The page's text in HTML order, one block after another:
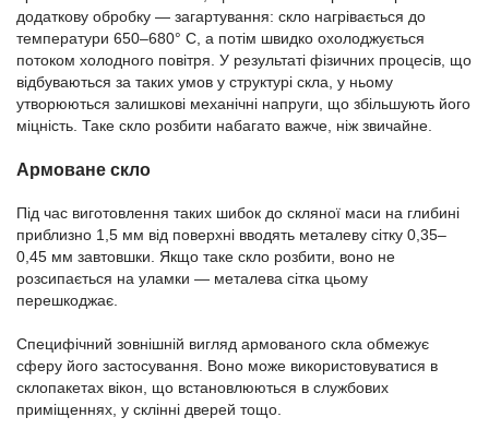
додаткову обробку — загартування: скло нагрівається до
температури 650–680° C, а потім швидко охолоджується
потоком холодного повітря. У результаті фізичних процесів, що
відбуваються за таких умов у структурі скла, у ньому
утворюються залишкові механічні напруги, що збільшують його
міцність. Таке скло розбити набагато важче, ніж звичайне.
Армоване скло
Під час виготовлення таких шибок до скляної маси на глибині
приблизно 1,5 мм від поверхні вводять металеву сітку 0,35–
0,45 мм завтовшки. Якщо таке скло розбити, воно не
розсипається на уламки — металева сітка цьому
перешкоджає.
Специфічний зовнішній вигляд армованого скла обмежує
сферу його застосування. Воно може використовуватися в
склопакетах вікон, що встановлюються в службових
приміщеннях, у склінні дверей тощо.